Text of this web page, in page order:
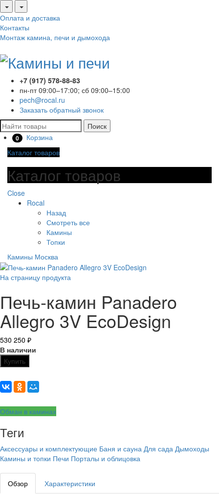
Оплата и доставка
Контакты
Монтаж камина, печи и дымохода
+7 (917) 578-88-83
пн-пт 09:00–17:00; сб 09:00–15:00
pech@rocal.ru
Заказать обратный звонок
Поиск
0
Корзина
Каталог товаров
Каталог товаров
Close
Rocal
Назад
Смотреть все
Камины
Топки
Камины Москва
На страницу продукта
Печь-камин Panadero
Allegro 3V EcoDesign
530 250 ₽
В наличии
Купить
Обман в каминах
Теги
Аксессуары и комплектующие Баня и сауна Для сада Дымоходы
Камины и топки Печи Порталы и облицовка
Обзор Характеристики